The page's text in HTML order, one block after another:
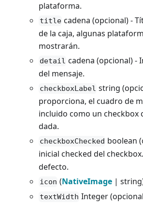
plataforma.
title cadena (opcional) -
de la caja, algunas
mostrarán.
detail cadena (opcional) -
del mensaje.
checkboxLabel string
proporciona, el cuadro de
incluido como un checkbox
dada.
checkboxChecked boolean
inicial checked del checkbox.
defecto.
icon (NativeImage |
textWidth Integer